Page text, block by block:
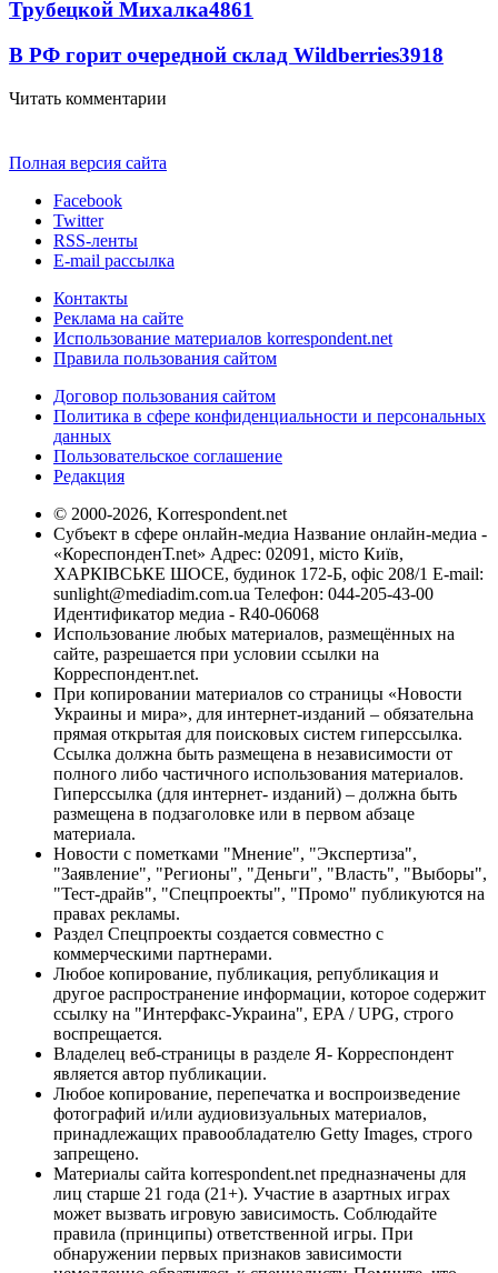
Трубецкой Михалка4861
В РФ горит очередной склад Wildberries3918
Читать комментарии
Полная версия сайта
Facebook
Twitter
RSS-ленты
E-mail рассылка
Контакты
Реклама на сайте
Использование материалов korrespondent.net
Правила пользования сайтом
Договор пользования сайтом
Политика в сфере конфиденциальности и персональных
данных
Пользовательское соглашение
Редакция
© 2000-2026, Korrespondent.net
Субъект в сфере онлайн-медиа Название онлайн-медиа -
«КореспонденТ.net» Адрес: 02091, місто Київ,
ХАРКІВСЬКЕ ШОСЕ, будинок 172-Б, офіс 208/1 E-mail:
sunlight@mediadim.com.ua Телефон: 044-205-43-00
Идентификатор медиа - R40-06068
Использование любых материалов, размещённых на
сайте, разрешается при условии ссылки на
Корреспондент.net.
При копировании материалов со страницы «Новости
Украины и мира», для интернет-изданий – обязательна
прямая открытая для поисковых систем гиперссылка.
Ссылка должна быть размещена в независимости от
полного либо частичного использования материалов.
Гиперссылка (для интернет- изданий) – должна быть
размещена в подзаголовке или в первом абзаце
материала.
Новости с пометками "Мнение", "Экспертиза",
"Заявление", "Регионы", "Деньги", "Власть", "Выборы",
"Тест-драйв", "Спецпроекты", "Промо" публикуются на
правах рекламы.
Раздел Спецпроекты создается совместно с
коммерческими партнерами.
Любое копирование, публикация, републикация и
другое распространение информации, которое содержит
ссылку на "Интерфакс-Украина", EPA / UPG, строго
воспрещается.
Владелец веб-страницы в разделе Я- Корреспондент
является автор публикации.
Любое копирование, перепечатка и воспроизведение
фотографий и/или аудиовизуальных материалов,
принадлежащих правообладателю Getty Images, строго
запрещено.
Материалы сайта korrespondent.net предназначены для
лиц старше 21 года (21+). Участие в азартных играх
может вызвать игровую зависимость. Соблюдайте
правила (принципы) ответственной игры. При
обнаружении первых признаков зависимости